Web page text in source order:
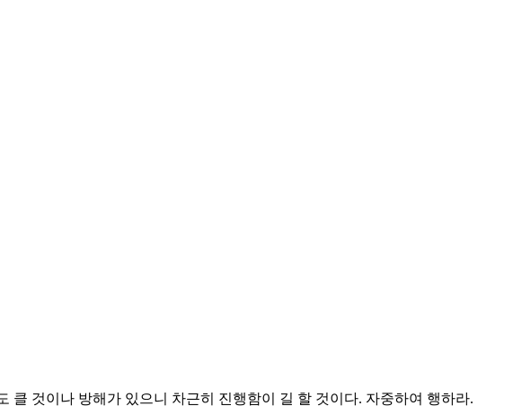
것이나 방해가 있으니 차근히 진행함이 길 할 것이다. 자중하여 행하라.